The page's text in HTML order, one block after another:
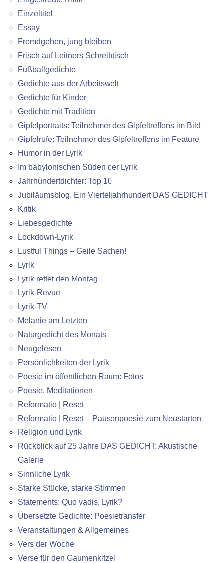
Einzeltitel
Essay
Fremdgehen, jung bleiben
Frisch auf Leitners Schreibtisch
Fußballgedichte
Gedichte aus der Arbeitswelt
Gedichte für Kinder
Gedichte mit Tradition
Gipfelportraits: Teilnehmer des Gipfeltreffens im Bild
Gipfelrufe: Teilnehmer des Gipfeltreffens im Feature
Humor in der Lyrik
Im babylonischen Süden der Lyrik
Jahrhundertdichter: Top 10
Jubiläumsblog. Ein Vierteljahrhundert DAS GEDICHT
Kritik
Liebesgedichte
Lockdown-Lyrik
Lustful Things – Geile Sachen!
Lyrik
Lyrik rettet den Montag
Lyrik-Revue
Lyrik-TV
Melanie am Letzten
Naturgedicht des Monats
Neugelesen
Persönlichkeiten der Lyrik
Poesie im öffentlichen Raum: Fotos
Poesie. Meditationen
Reformatio | Reset
Reformatio | Reset – Pausenpoesie zum Neustarten
Religion und Lyrik
Rückblick auf 25 Jahre DAS GEDICHT: Akustische
Galerie
Sinnliche Lyrik
Starke Stücke, starke Stimmen
Statements: Quo vadis, Lyrik?
Übersetzte Gedichte: Poesietransfer
Veranstaltungen & Allgemeines
Vers der Woche
Verse für den Gaumenkitzel